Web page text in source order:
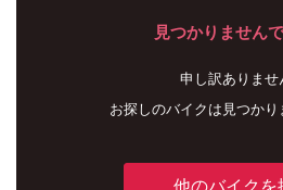
見つかりませんで
申し訳ありませ
お探しのバイクは見つかり
他のバイクを